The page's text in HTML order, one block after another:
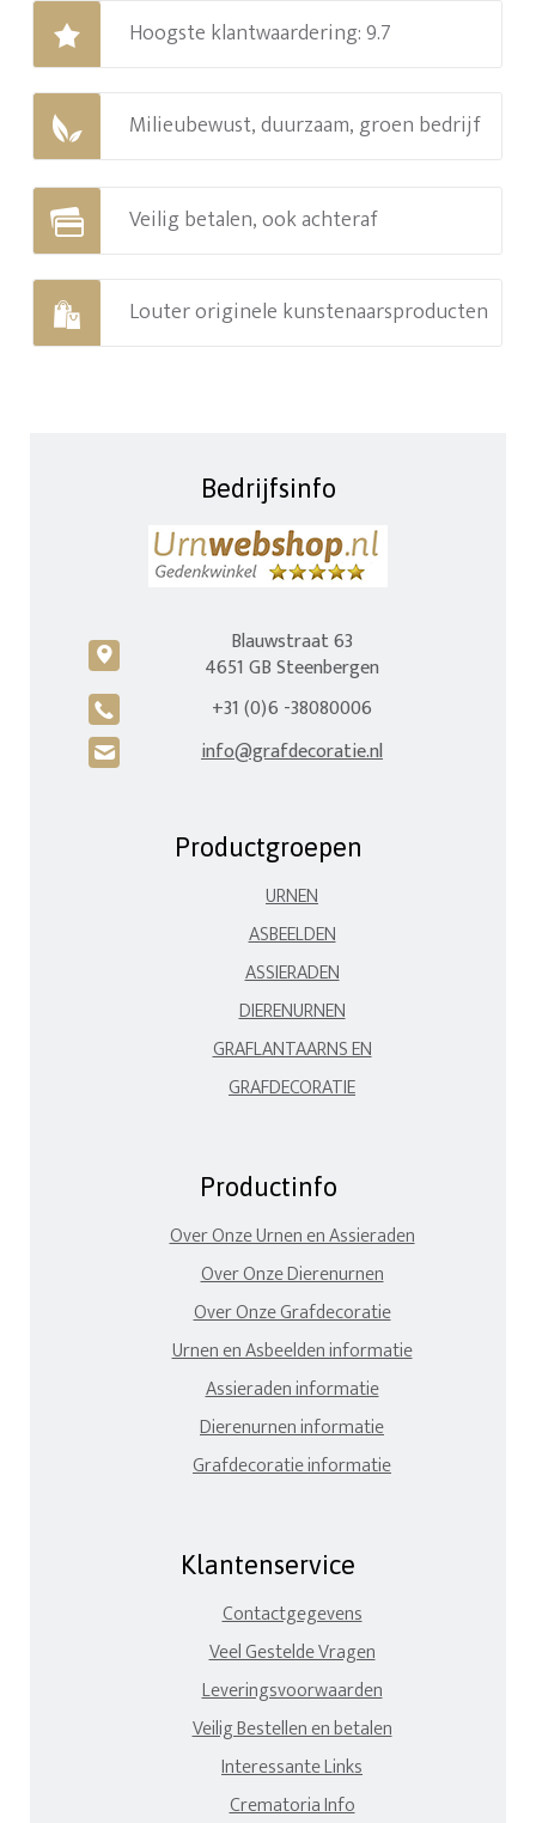
Hoogste klantwaardering: 9.7
Milieubewust, duurzaam, groen bedrijf
Veilig betalen, ook achteraf
Louter originele kunstenaarsproducten
Bedrijfsinfo
c
Blauwstraat 63
4651 GB Steenbergen
A +31 (0)6 -38080006
H info@grafdecoratie.nl
Productgroepen
URNEN
ASBEELDEN
ASSIERADEN
DIERENURNEN
GRAFLANTAARNS EN
GRAFDECORATIE
Productinfo
Over Onze Urnen en Assieraden
Over Onze Dierenurnen
Over Onze Grafdecoratie
Urnen en Asbeelden informatie
Assieraden informatie
Dierenurnen informatie
Grafdecoratie informatie
Klantenservice
Contactgegevens
Veel Gestelde Vragen
Leveringsvoorwaarden
Veilig Bestellen en betalen
Interessante Links
Crematoria Info